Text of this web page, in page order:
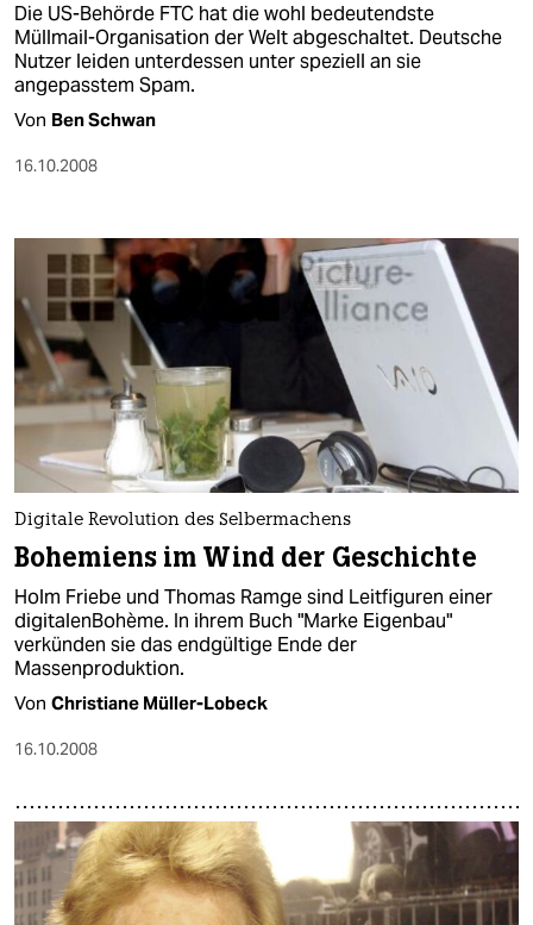
Die US-Behörde FTC hat die wohl bedeutendste
Müllmail-Organisation der Welt abgeschaltet. Deutsche
Nutzer leiden unterdessen unter speziell an sie
angepasstem Spam.
Von Ben Schwan
16.10.2008
Digitale Revolution des Selbermachens
Bohemiens im Wind der Geschichte
Holm Friebe und Thomas Ramge sind Leitfiguren einer
digitalenBohème. In ihrem Buch "Marke Eigenbau"
verkünden sie das endgültige Ende der
Massenproduktion.
Von Christiane Müller-Lobeck
16.10.2008